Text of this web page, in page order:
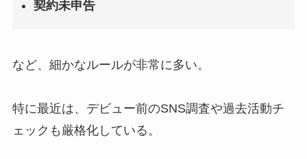
契約未申告
など、細かなルールが非常に多い。
特に最近は、デビュー前のSNS調査や過去活動チ
ェックも厳格化している。